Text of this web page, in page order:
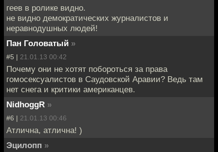
геев в ролике видно.
не видно демократических журналистов и
неравнодушных людей!
Пан Головатый »
#5 | 21.01.13 00:42
Почему они не хотят побороться за права
гомосексуалистов в Саудовской Аравии? Ведь там
нет снега и критики американцев.
NidhoggR »
#6 | 21.01.13 00:46
Атлична, атлична! )
Эцилопп »